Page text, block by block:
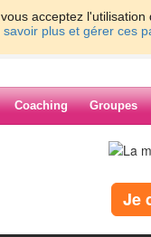
acceptez
savoir plus et gérer ces
Coaching Groupes
oriannetrezeguet
Je